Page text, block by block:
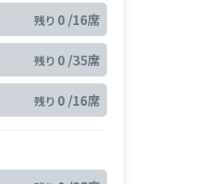
残り 0 /16席
残り 0 /35席
残り 0 /16席